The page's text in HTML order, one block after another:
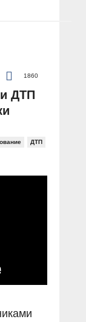
1860
ДТП
ДТП